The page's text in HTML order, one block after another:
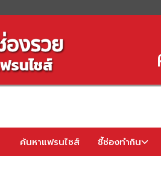
ค้นหาแฟรนไชส์ ชี้ช่องทำกิน